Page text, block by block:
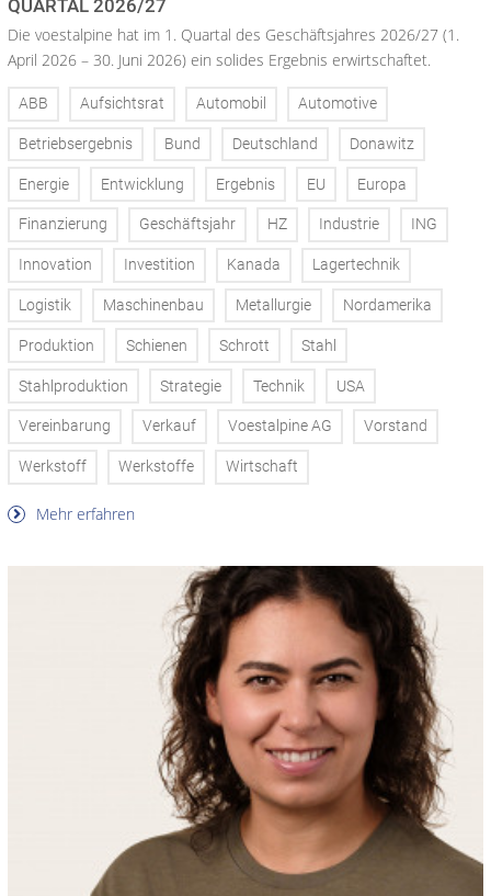
QUARTAL 2026/27
Die voestalpine hat im 1. Quartal des Geschäftsjahres 2026/27 (1.
April 2026 – 30. Juni 2026) ein solides Ergebnis erwirtschaftet.
ABB Aufsichtsrat Automobil Automotive
Betriebsergebnis Bund Deutschland Donawitz
Energie Entwicklung Ergebnis EU Europa
Finanzierung Geschäftsjahr HZ Industrie ING
Innovation Investition Kanada Lagertechnik
Logistik Maschinenbau Metallurgie Nordamerika
Produktion Schienen Schrott Stahl
Stahlproduktion Strategie Technik USA
Vereinbarung Verkauf Voestalpine AG Vorstand
Werkstoff Werkstoffe Wirtschaft
Mehr erfahren